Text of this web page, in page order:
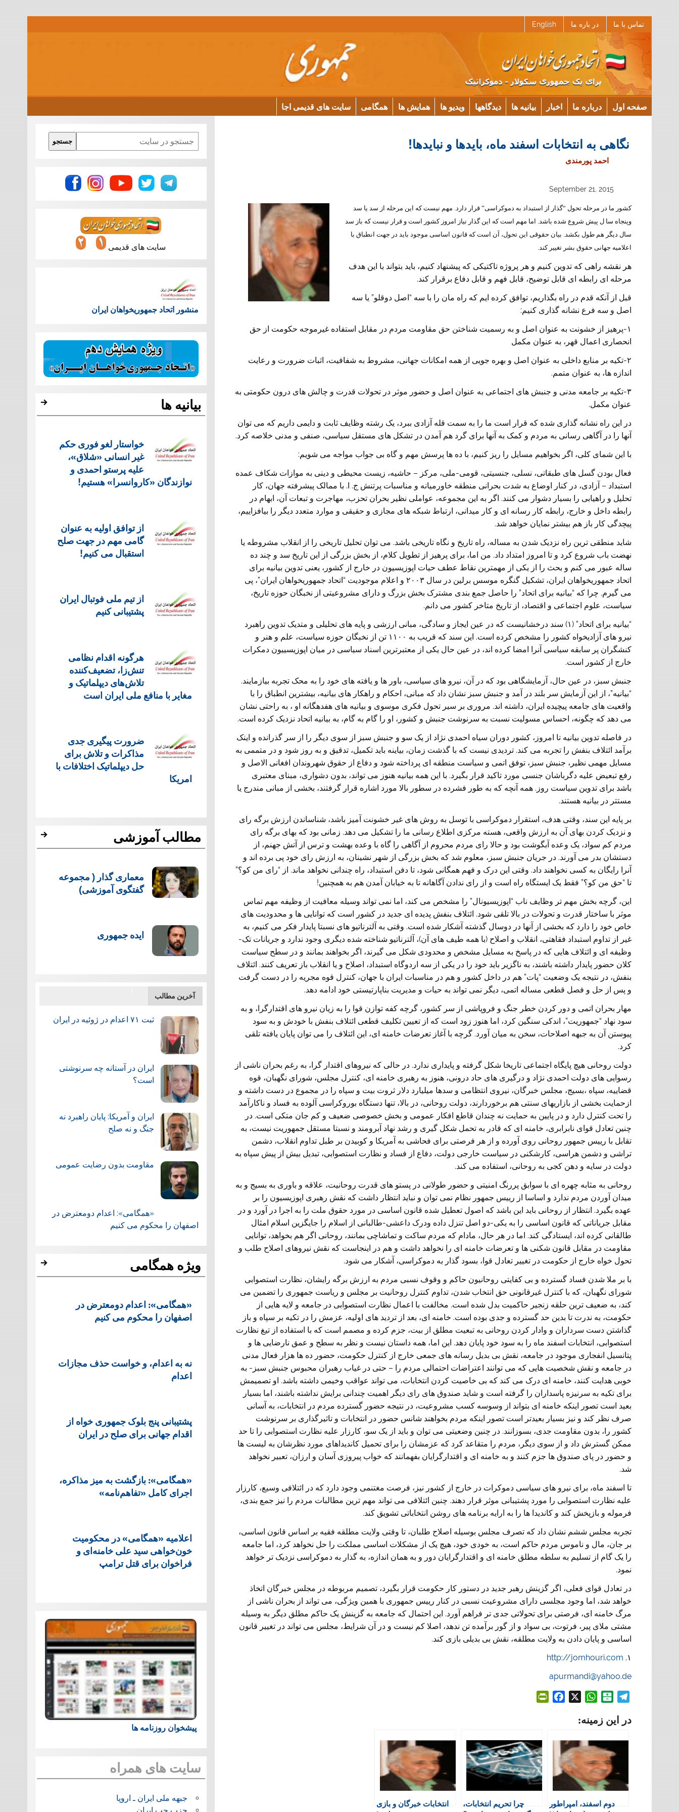
تماس با ما در باره ما English
صفحه اول درباره ما اخبار بیانیه ها دیدگاهها ویدیو ها همایش ها همگامی سایت های قدیمی اجا
نگاهی به انتخابات اسفند ماه، بایدها و نبایدها!
احمد پورمندی
September 21, 2015
کشور ما در مرحله تحول “گذار از استبداد به دموکراسی” قرار دارد. مهم نیست که این مرحله از سد یا سد
وپنجاه سا ل پیش شروع شده باشد. اما مهم است که این گذار نیاز امروز کشور است و قرار نیست که باز سد
سال دیگر هم طول بکشد. بیان حقوقی این تحول، آن است که قانون اساسی موجود باید در جهت انطباق با
اعلامیه جهانی حقوق بشر تغییر کند.
هر نقشه راهی که تدوین کنیم و هر پروژه تاکتیکی که پیشنهاد کنیم، باید بتواند با این هدف
مرحله ای رابطه ای قابل توضیح، قابل فهم و قابل دفاع برقرار کند.
قبل از آنکه قدم در راه بگذاریم، توافق کرده ایم که راه مان را با سه “اصل دوقلو” یا سه
اصل و سه فرع نشانه گذاری کنیم:
۱-پرهیز از خشونت به عنوان اصل و به رسمیت شناختن حق مقاومت مردم در مقابل استفاده غیرموجه حکومت از حق
انحصاری اعمال قهر، به عنوان مکمل
۲-تکیه بر منابع داخلی به عنوان اصل و بهره جویی از همه امکانات جهانی، مشروط به شفافیت، اثبات ضرورت و رعایت
اندازه ها، به عنوان متمم.
۳-تکیه بر جامعه مدنی و جنبش های اجتماعی به عنوان اصل و حضور موثر در تحولات قدرت و چالش های درون حکومتی به
عنوان مکمل.
در این راه نشانه گذاری شده که قرار است ما را به سمت قله آزادی ببرد، یک رشته وظایف ثابت و دایمی داریم که می توان
آنها را در آگاهی رسانی به مردم و کمک به آنها برای گرد هم آمدن در تشکل های مستقل سیاسی، صنفی و مدنی خلاصه کرد.
با این شمای کلی، اگر بخواهیم مسایل را ریز کنیم، با ده ها پرسش مهم و گاه بی جواب مواجه می شویم:
فعال بودن گسل های طبقاتی، نسلی، جنسیتی، قومی-ملی، مرکز – حاشیه، زیست محیطی و دینی به موازات شکاف عمده
استبداد – آزادی، در کنار اوضاع به شدت بحرانی منطقه خاورمیانه و مناسبات پرتنش ج. ا. با ممالک پیشرفته جهان، کار
تحلیل و راهیابی را بسیار دشوار می کنند. اگر به این مجموعه، عواملی نظیر بحران تحزب، مهاجرت و تبعات آن، ابهام در
رابطه داخل و خارج، رابطه کار رسانه ای و کار میدانی، ارتباط شبکه های مجازی و حقیقی و موارد متعدد دیگر را بیافزاییم،
پیچدگی کار باز هم بیشتر نمایان خواهد شد.
شاید منطقی ترین راه نزدیک شدن به مساله، راه تاریخ و نگاه تاریخی باشد. می توان تحلیل تاریخی را از انقلاب مشروطه یا
نهضت باب شروع کرد و تا امروز امتداد داد. من اما، برای پرهیز از تطویل کلام، از بخش بزرگی از این تاریخ سد و چند ده
ساله عبور می کنم و بحث را از یکی از مهمترین نقاط عطف حیات اپوزیسیون در خارج از کشور، یعنی تدوین بیانیه برای
اتحاد جمهوریخواهان ایران، تشکیل گنگره موسس برلین در سال ۲۰۰۳ و اعلام موجودیت “اتحاد جمهوریخواهان ایران”، پی
می گیرم. چرا که “بیانیه برای اتحاد” را حاصل جمع بندی مشترک بخش بزرگ و دارای مشروعیتی از نخبگان حوزه تاریخ،
سیاست، علوم اجتماعی و اقتصاد، از تاریخ متاخر کشور می دانم.
“بیانیه برای اتحاد” (۱) سند درخشانیست که در عین ایجاز و سادگی، مبانی ارزشی و پایه های تحلیلی و متدیک تدوین راهبرد
نیرو های آزادیخواه کشور را مشخص کرده است. این سند که قریب به ۱۱۰۰ تن از نخبگان حوزه سیاست، علم و هنر و
کنشگران پر سابقه سیاسی آنرا امضا کرده اند، در عین حال یکی از معتبرترین اسناد سیاسی در میان اپوزیسییون دمکرات
خارج از کشور است.
جنبش سبز، در عین حال، آزمایشگاهی بود که در آن، نیرو های سیاسی، باور ها و یافته های خود را به محک تجربه بیازمایند.
“بیانیه”، از این آزمایش سر بلند در آمد و جنبش سبز نشان داد که مبانی، احکام و راهکار های بیانیه، بیشترین انطباق را با
واقعیت های جامعه پیچیده ایران، داشته اند. مروری بر سیر تحول فکری موسوی و بیانیه های هفدهگانه او ، به راحتی نشان
می دهد که چگونه، احساس مسولیت نسبت به سرنوشت جنبش و کشور، او را گام به گام، به بیانیه اتحاد نزدیک کرده است.
در فاصله تدوین بیانیه تا امروز، کشور دوران سیاه احمدی نژاد از یک سو و جنبش سبز از سوی دیگر را از سر گذرانده و اینک
برآمد ائتلاف بنفش را تجربه می کند. تردیدی نیست که با گذشت زمان، بیاینه باید تکمیل، تدقیق و به روز شود و در متممی به
مسایل مهمی نظیر، جنبش سبز، توفق اتمی و سیاست منطقه ای پرداخته شود و دفاع از حقوق شهروندان افغانی الاصل و
رفع تبعیض علیه دگرباشان جنسی مورد تاکید قرار بگیرد. با این همه بیانیه هنوز می تواند، بدون دشواری، مبنای معتبری
باشد برای تدوین سیاست روز. همه آنچه که به طور فشرده در سطور بالا مورد اشاره قرار گرفتند، بخشی از مبانی مندرج یا
مستتر در بیانیه هستند.
بر پایه این سند، وقتی هدف، استقرار دموکراسی با توسل به روش های غیر خشونت آمیز باشد، شناساندن ارزش برگه رای
و نزدیک کردن بهای آن به ارزش واقعی، هسته مرکزی اطلاع رسانی ما را تشکیل می دهد. زمانی بود که بهای برگه رای
مردم کم سواد، یک وعده آبگوشت بود و حالا رای مردم محروم از آگاهی را گاه با وعده بهشت و ترس از آتش جهنم، از
دستشان بدر می آورند. در جریان جنبش سبز، معلوم شد که بخش بزرگی از شهر نشینان، به ارزش رای خود پی برده اند و
آنرا رایگان به کسی نخواهند داد. وقتی این درک و فهم همگانی شود، تا دفن استبداد، راه چندانی نخواهد ماند. از “رای من کو؟”
تا “حق من کو؟” فقط یک ایستگاه راه است و از رای ندادن آگاهانه تا به خیابان آمدن هم به همچنین!
این، گرچه بخش مهم تر وظایف ناب “اپوزیسیونال” را مشخص می کند، اما نمی تواند وسیله معافیت از وظیفه مهم تماس
موثر با ساختار قدرت و تحولات در بالا تلقی شود. ائتلاف بنفش پدیده ای جدید در کشور است که توانایی ها و محدودیت های
خاص خود را دارد که بخشی از آنها در دوسال گذشته آشکار شده است. وقتی به آلترناتیو های نسبتا پایدار فکر می کنیم، به
غیر از تداوم استبداد فقاهتی، انقلاب و اصلاح (با همه طیف های آن)، آلترناتیو شناخته شده دیگری وجود ندارد و جریانات تک-
وظیفه ای و ائتلاف هایی که در پاسخ به مسایل مشخص و محدودی شکل می گیرند، اگر بخواهند بمانند و در سطح سیاست
کلان حضور پایدار داشته باشند، به ناگزیر باید خود را در یکی از سه اردوگاه استبداد، اصلاح و یا انقلاب باز تعریف کنند. ائتلاف
بنفش، در نتیجه یک وضعیت “پات” هم در داخل کشور و هم در مناسبات ایران با جهان، کنترل قوه مجریه را در دست گرفت
و پس از حل و فصل قطعی مساله اتمی، دیگر نمی تواند به حیات و مدیریت بناپارتیستی خود ادامه دهد.
مهار بحران اتمی و دور کردن خطر جنگ و فروپاشی از سر کشور، گرچه کفه توازن قوا را به زیان نیرو های اقتدارگرا، و به
سود نهاد “جمهوریت”، اندکی سنگین کرد، اما هنوز زود است که از تعیین تکلیف قطعی ائتلاف بنفش با خودش و به سود
پیوستن آن به جبهه اصلاحات، سخن به میان آورد. گرچه با آغاز تعرضات خامنه ای، این ائتلاف را می توان پایان یافته تلقی
کرد.
دولت روحانی هیچ پایگاه اجتماعی تاریخا شکل گرفته و پایداری ندارد. در حالی که نیروهای اقتدار گرا، به رغم بحران ناشی از
رسوایی های دولت احمدی نژاد و درگیری های حاد درونی، هنوز به رهبری خامنه ای، کنترل مجلس، شورای نگهبان، قوه
قضاییه، سپاه ،بسیج، مجلس خبرگان، نیروی انتظامی و سدها میلیارد دلار ثروت بیت و سپاه را در مجموع در دست داشته و
ازحمایت بخشی از بازاریهای سنتی هم برخوردارند، دولت روحانی، در بالا، تنها دستگاه بوروکراسی آلوده به فساد و ناکارآمد
را تحت کنترل دارد و در پایین به حمایت نه چندان قاطع افکار عمومی و بخش خصوصی ضعیف و کم جان متکی است. در
چنین تعادل قوای نابرابری، خامنه ای که قادر به تحمل شکل گیری و رشد نهاد آبرومند و نسبتا مستقل جمهوریت نیست، به
تقابل با رییس جمهور روحانی روی آورده و از هر فرصتی برای فحاشی به آمریکا و کوبیدن بر طبل تداوم انقلاب، دشمن
تراشی و دشمن هراسی، کارشکنی در سیاست خارجی دولت، دفاع از فساد و نظارت استصوابی، تبدیل بیش از پیش سپاه به
دولت در سایه و دهن کجی به روحانی، استفاده می کند.
روحانی به مثابه چهره ای با سوابق پررنگ امنیتی و حضور طولانی در پستو های قدرت روحانیت، علاقه و باوری به بسیج و به
میدان آوردن مردم ندارد و اساسا از رییس جمهور نظام نمی توان و نباید انتظار داشت که نقش رهبری اپوزیسیون را بر
عهده بگیرد. انتظار از روحانی باید این باشد که اصول تعطیل شده قانون اساسی در مورد حقوق ملت را به اجرا در آورد و در
مقابل جریاناتی که قانون اساسی را به یکی-دو اصل تنزل داده ودرک داعشی-طالبانی از اسلام را جایگزین اسلام امثال
طالقانی کرده اند، ایستادگی کند. اما در هر حال، مادام که مردم ساکت و تماشاچی بمانند، روحانی اگر هم بخواهد، توانایی
مقاومت در مقابل قانون شکنی ها و تعرضات خامنه ای را نخواهد داشت و هم در اینجاست که نقش نیروهای اصلاح طلب و
تحول خواه خارج از حکومت در تغییر تعادل قوا، بسود گذار به دموکراسی، آشکار می شود.
با بر ملا شدن فساد گسترده و بی کفایتی روحانیون حاکم و وقوف نسبی مردم به ارزش برگه رایشان، نظارت استصوابی
شورای نگهبان، که با کنترل غیرقانونی حق انتخاب شدن، تداوم کنترل روحانیت بر مجلس و ریاست جمهوری را تضمین می
کند، به ضعیف ترین حلقه زنجیر حاکمیت بدل شده است. مخالفت با اعمال نظارت استصوابی در جامعه و لایه هایی از
حکومت، به ندرت تا بدین حد گسترده و جدی بوده است. خامنه ای، بعد از تردید های اولیه، عزمش را در تکیه بر سپاه و باز
گذاشتن دست سرداران و وادار کردن روحانی به تبعیت مطلق از بیت، جزم کرده و مصمم است که با استفاده از تیغ نظارت
استصوابی، انتخابات اسفند ماه را به سود خود پایان دهد. این اما، همه داستان نیست و نظر به سطح و عمق نارضایی ها و
پتانسیل انفجاری موجود در جامعه، نقش بی بدیل رسانه های جمعی خارج از کنترل حکومت، حضور ده ها هزار فعال مدنی
در جامعه و نقش شخصیت هایی که می توانند اعتراضات احتمالی مردم را – حتی در غیاب رهبران محبوس جنبش سبز- به
خوبی هدایت کنند، خامنه ای درک می کند که بی خاصیت کردن انتخابات، می تواند عواقب وخیمی داشته باشد. او تصمیمش
برای تکیه به سرنیزه پاسداران را گرفته است و شاید صندوق های رای دیگر اهمیت چندانی برایش نداشته باشند، اما بسیار
بعید است تصور اینکه خامنه ای بتواند از وسوسه کسب مشروعیت، در نتیجه حضور گسترده مردم در انتخابات، به آسانی
صرف نظر کند و نیز بسیار بعیدتر است تصور اینکه مردم بخواهند شانس حضور در انتخابات و تاثیرگذاری بر سرنوشت
کشور را، بدون مقاومت جدی، بسوزانند. در چنین وضعیتی می توان و باید از یک سو، کارزار علیه نظارت استصوابی را تا حد
ممکن گسترش داد و از سوی دیگر، مردم را متقاعد کرد که عزمشان را برای تحمیل کاندیداهای مورد نظرشان به لیست ها
و حضور در پای صندوق ها جزم کنند و به خامنه ای و اقتدارگرایان بفهمانند که خواب پیروزی آسان و ارزان، تعبیر نخواهد
شد.
تا اسفند ماه، برای نیرو های سیاسی دموکرات در خارج از کشور نیز، فرصت مغتنمی وجود دارد که در ائتلافی وسیع، کارزار
علیه نظارت استصوابی را مورد پشتیبانی موثر قرار دهند. چنین ائتلافی می تواند مهم ترین مطالبات مردم را نیز جمع بندی،
فرموله و بازپخش کند و کاندیدا ها را به ارایه برنامه های روشن انتخاباتی تشویق کند.
تجربه مجلس ششم نشان داد که تصرف مجلس بوسیله اصلاح طلبان، تا وقتی ولایت مطلقه فقیه بر اساس قانون اساسی،
بر جان، مال و ناموس مردم حاکم است، به خودی خود، هیچ یک از مشکلات اساسی مملکت را حل نخواهد کرد، اما جامعه
را یک گام از تسلیم به سلطه مطلق خامنه ای و اقتدارگرایان دور و به همان اندازه، به گذار به دموکراسی نزدیک تر خواهد
نمود.
در تعادل قوای فعلی، اگر گزینش رهبر جدید در دستور کار حکومت قرار بگیرد، تصمیم مربوطه در مجلس خبرگان اتخاذ
خواهد شد، اما وجود مجلسی دارای مشروعیت نسبی در کنار رییس جمهوری با همین ویژگی، می تواند از بحران ناشی از
مرگ خامنه ای، فرصتی برای تحولاتی جدی تر فراهم آورد. این احتمال که جامعه به گزینش یک حاکم مطلق دیگر به وسیله
مشتی ملای پیر، فرتوت، بی سواد و از گور برآمده تن ندهد، اصلا کم نیست و در آن شرایط، مجلس می تواند در تغییر قانون
اساسی و پایان دادن به ولایت مطلقه، نقش بی بدیلی بازی کند.
۱. http://jomhouri.com
apurmandi@yahoo.de
l
r
a
m
l
t
a
r
i
n
W
a
s
A
p
p
t
F
r
i
e
در این زمینه:
دوم اسفند، امپراطور
چرا تحریم انتخابات،
انتخابات خبرگان و بازی
Search
جستجو
سایت های قدیمی
منشور اتحاد جمهوریخواهان ایران
بیانیه ها
خواستار لغو فوری حکم
غیر انسانی «شلاق»،
علیه پرستو احمدی و
نوازندگان «کاروانسرا» هستیم!
از توافق اولیه به عنوان
گامی مهم در جهت صلح
استقبال می کنیم!
از تیم ملی فوتبال ایران
پشتیبانی کنیم
هرگونه اقدام نظامی
تنش‌زا، تضعیف‌کننده
تلاش‌های دیپلماتیک و
مغایر با منافع ملی ایران است
ضرورت پیگیری جدی
مذاکرات و تلاش برای
حل دیپلماتیک اختلافات با
امریکا
مطالب آموزشی
معماری گذار ( مجموعه
گفتگوی آموزشی)
ایده جمهوری
آخرین مطالب
ثبت ۷۱ اعدام در ژوئيه در ایران
ایران در آستانه چه سرنوشتی
است؟
ایران و آمریکا: پایان راهبرد نه
جنگ و نه صلح
مقاومت بدون رضایت عمومی
«همگامی»: اعدام دومعترض در
اصفهان را محکوم می کنیم
ویژه همگامی
«همگامی»: اعدام دومعترض در
اصفهان را محکوم می کنیم
نه به اعدام، و خواست حذف مجازات
اعدام
پشتيبانی پنج بلوک جمهوری خواه از
اقدام جهانی برای صلح در ایران
«همگامی»: بازگشت به میز مذاکره،
اجرای کامل «تفاهم‌نامه»
اعلامیه «همگامی» در محکومیت
خون‌خواهی سید علی خامنه‌ای و
فراخوان برای قتل ترامپ
پیشخوان روزنامه ها
سایت های همراه
جبهه ملی ایران ـ اروپا